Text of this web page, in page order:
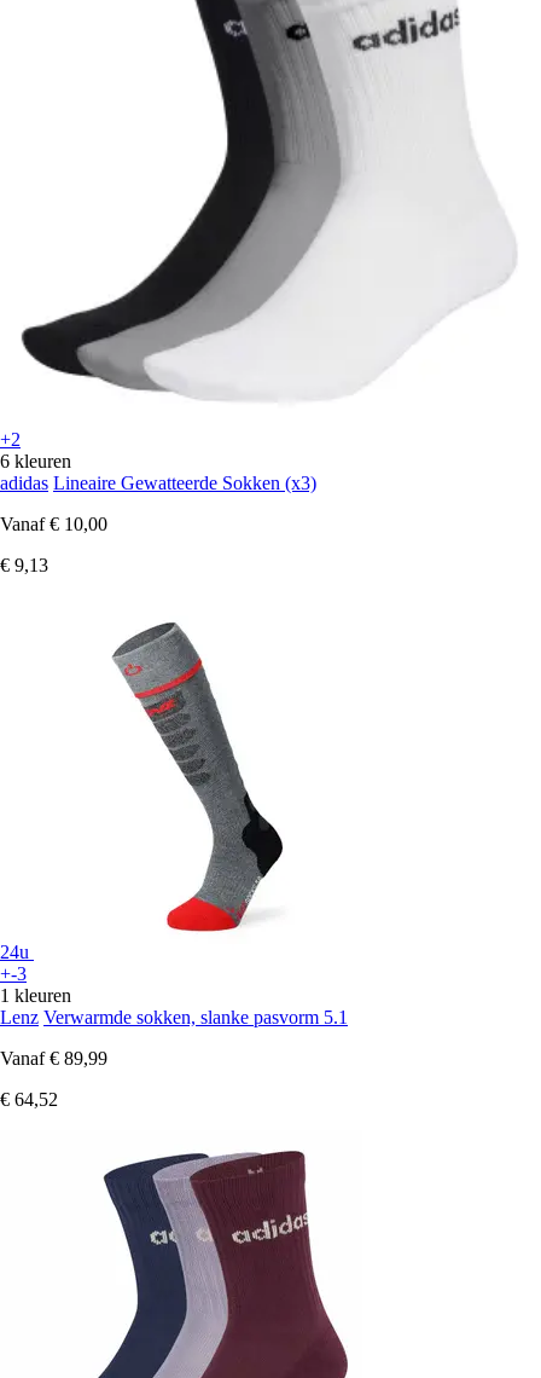
+2
6 kleuren
adidas Lineaire Gewatteerde Sokken (x3)
Vanaf € 10,00
€ 9,13
24u
+-3
1 kleuren
Lenz Verwarmde sokken, slanke pasvorm 5.1
Vanaf € 89,99
€ 64,52